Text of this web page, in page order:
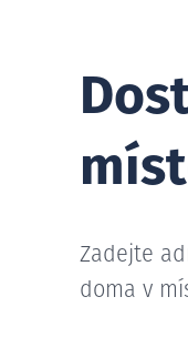
Zadejte
doma v